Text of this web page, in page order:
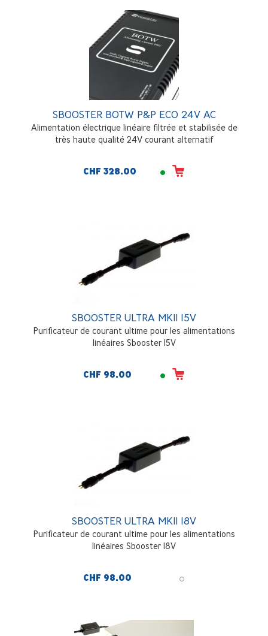
SBOOSTER BOTW P&P ECO 24V AC
Alimentation électrique linéaire filtrée et stabilisée de
très haute qualité 24V courant alternatif
CHF 328.00
SBOOSTER ULTRA MKII 15V
Purificateur de courant ultime pour les alimentations
linéaires Sbooster 15V
CHF 98.00
SBOOSTER ULTRA MKII 18V
Purificateur de courant ultime pour les alimentations
linéaires Sbooster 18V
CHF 98.00